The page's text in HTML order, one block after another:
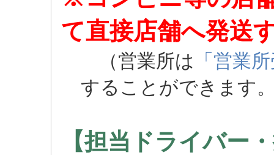
て直接店舗へ発送
（営業所は 「営業
することができます
【担当ドライバー